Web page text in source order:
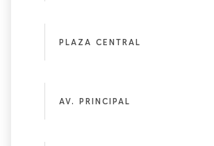
PLAZA CENTRAL
AV. PRINCIPAL